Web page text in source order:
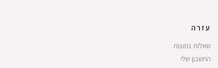
עזרה
שאלות נפוצות
החשבון שלי